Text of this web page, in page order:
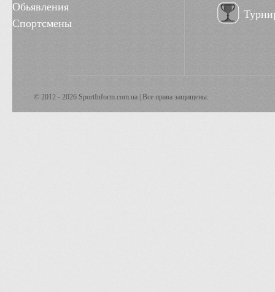
Обьявления
Спортсмены
© 2012 - 2026 SportInform.com.ua | Все права защищены.